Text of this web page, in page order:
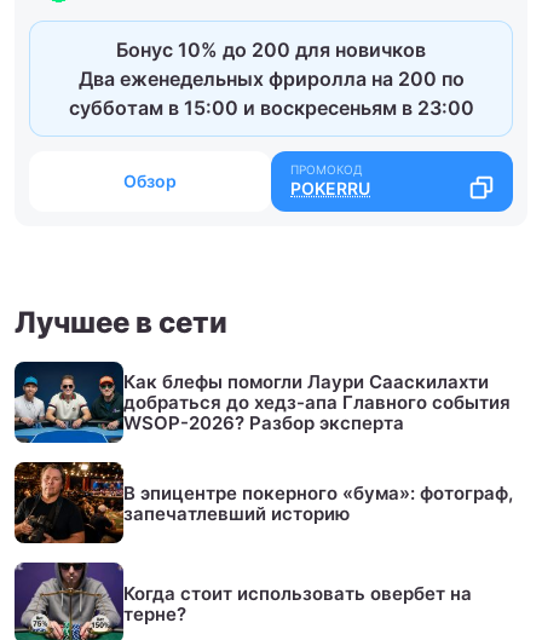
Бонус 10% до 200 для новичков
Два еженедельных фриролла на 200 по
субботам в 15:00 и воскресеньям в 23:00
Обзор POKERRU
Лучшее в сети
Как блефы помогли Лаури Сааскилахти
добраться до хедз-апа Главного события
WSOP-2026? Разбор эксперта
В эпицентре покерного «бума»: фотограф,
запечатлевший историю
Когда стоит использовать овербет на
терне?